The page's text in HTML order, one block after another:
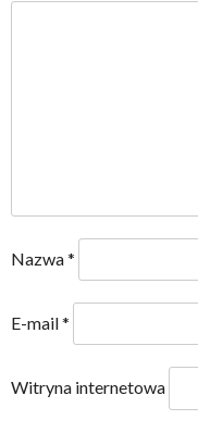
Nazwa*
E-mail*
Witryna internetowa